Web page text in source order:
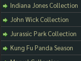
Indiana Jones Collection
John Wick Collection
Jurassic Park Collection
Kung Fu Panda Season